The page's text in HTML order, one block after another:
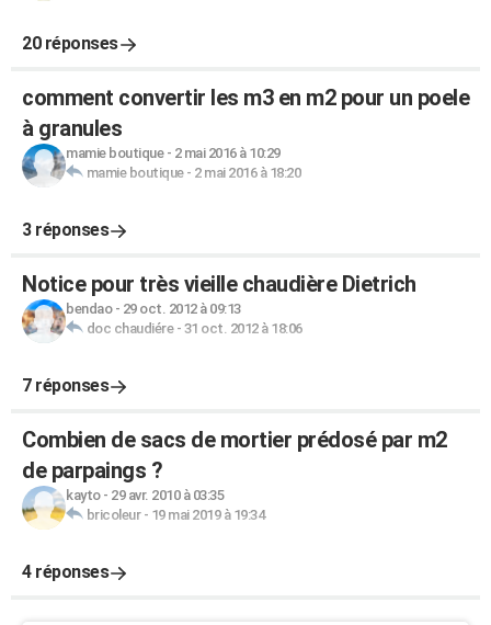
20 réponses
comment convertir les m3 en m2 pour un poele
à granules
mamie boutique- 2 mai 2016 à 10:29
mamie boutique- 2 mai 2016 à 18:20
3 réponses
Notice pour très vieille chaudière Dietrich
bendao- 29 oct. 2012 à 09:13
doc chaudiére- 31 oct. 2012 à 18:06
7 réponses
Combien de sacs de mortier prédosé par m2
de parpaings ?
kayto- 29 avr. 2010 à 03:35
bricoleur- 19 mai 2019 à 19:34
4 réponses